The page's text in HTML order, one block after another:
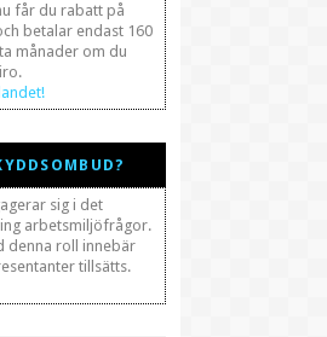
får du rabatt på
betalar endast 160
månader om du
sig i det
arbetsmiljöfrågor.
denna roll innebär
tillsätts.